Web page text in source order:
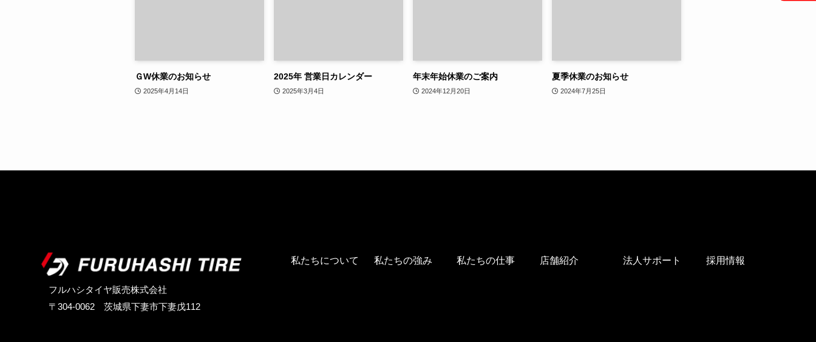
ＧW休業のお知らせ
2025年4月14日
2025年 営業日カレンダー
2025年3月4日
年末年始休業のご案内
2024年12月20日
夏季休業のお知らせ
2024年7月25日
私たちについて 私たちの強み 私たちの仕事 店舗紹介 法人サポート 採用情報
フルハシタイヤ販売株式会社
〒304-0062 茨城県下妻市下妻戊112